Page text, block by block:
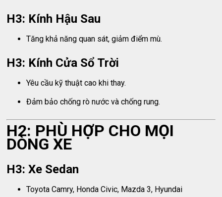
H3: Kính Hậu Sau
Tăng khả năng quan sát, giảm điểm mù.
H3: Kính Cửa Sổ Trời
Yêu cầu kỹ thuật cao khi thay.
Đảm bảo chống rò nước và chống rung.
H2: PHÙ HỢP CHO MỌI
DÒNG XE
H3: Xe Sedan
Toyota Camry, Honda Civic, Mazda 3, Hyundai